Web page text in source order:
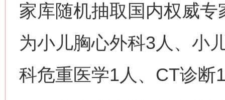
家库随机抽取国内权威
为小儿胸心外科3人、小
科危重医学1人、CT诊断